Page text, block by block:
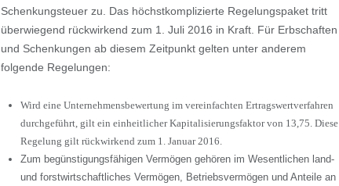
Schenkungsteuer zu. Das höchstkomplizierte Regelungspaket tritt
überwiegend rückwirkend zum 1. Juli 2016 in Kraft. Für Erbschaften
und Schenkungen ab diesem Zeitpunkt gelten unter anderem
folgende Regelungen:
Wird eine Unternehmensbewertung im vereinfachten Ertragswertverfahren
durchgeführt, gilt ein einheitlicher Kapitalisierungsfaktor von 13,75. Diese
Regelung gilt rückwirkend zum 1. Januar 2016.
Zum begünstigungsfähigen Vermögen gehören im Wesentlichen land-
und forstwirtschaftliches Vermögen, Betriebsvermögen und Anteile an